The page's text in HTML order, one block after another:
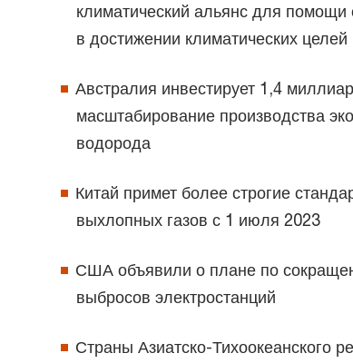
климатический альянс для помощи
в достижении климатических целей
Австралия инвестирует 1,4
масштабирование производства
водорода
Китай примет более строгие
выхлопных газов с 1 июля 2023
США объявили о плане по
выбросов электростанций
Страны Азиатско-Тихоокеанского